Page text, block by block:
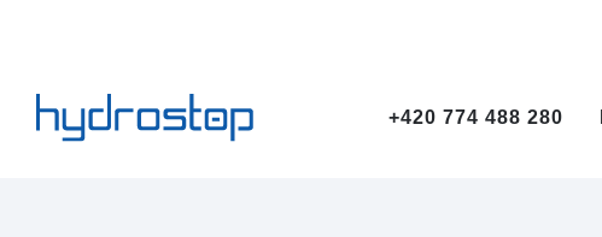
+420 774 488 280